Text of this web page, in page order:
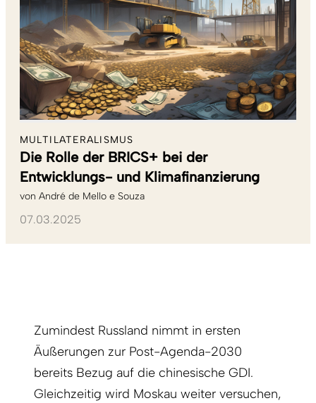
MULTILATERALISMUS
Die Rolle der BRICS+ bei der
Entwicklungs- und Klimafinanzierung
von André de Mello e Souza
07.03.2025
Zumindest Russland nimmt in ersten
Äußerungen zur Post-Agenda-2030
bereits Bezug auf die chinesische GDI.
Gleichzeitig wird Moskau weiter versuchen,